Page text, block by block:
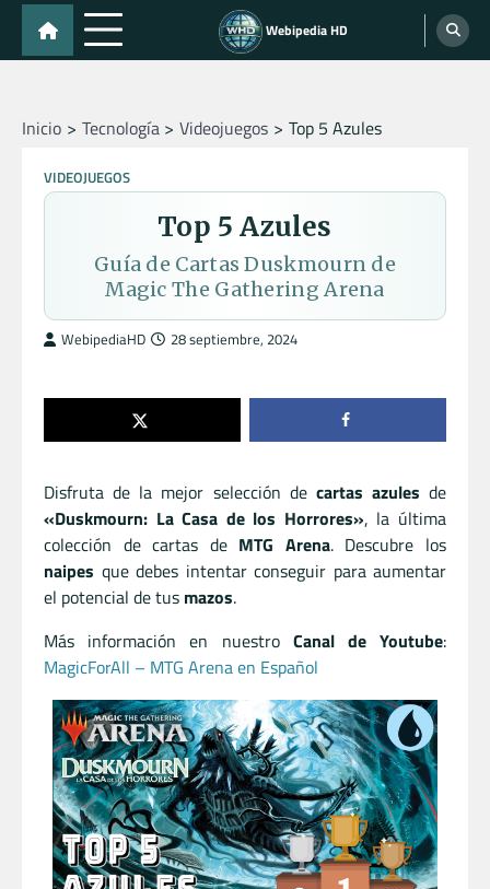
Skip
content
Webipedia HD
Inicio Tecnología Videojuegos Top 5 Azules
VIDEOJUEGOS
Top 5 Azules
Guía de Cartas Duskmourn de
Magic The Gathering Arena
WebipediaHD 28 septiembre, 2024
Disfruta de la mejor selección de cartas azules de
«Duskmourn: La Casa de los Horrores», la última
colección de cartas de MTG Arena. Descubre los
naipes que debes intentar conseguir para aumentar
el potencial de tus mazos.
Más información en nuestro Canal de Youtube:
MagicForAll – MTG Arena en Español